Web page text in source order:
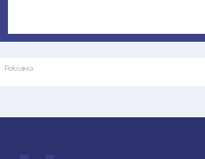
Реклама